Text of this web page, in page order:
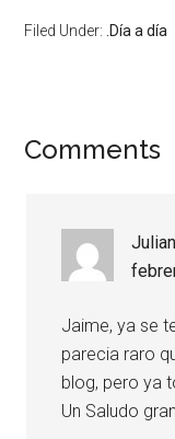
Filed Under: .Día a día
Reader
Comments
Julian
Jaime, ya se
parecia raro
blog, pero ya
Un Saludo